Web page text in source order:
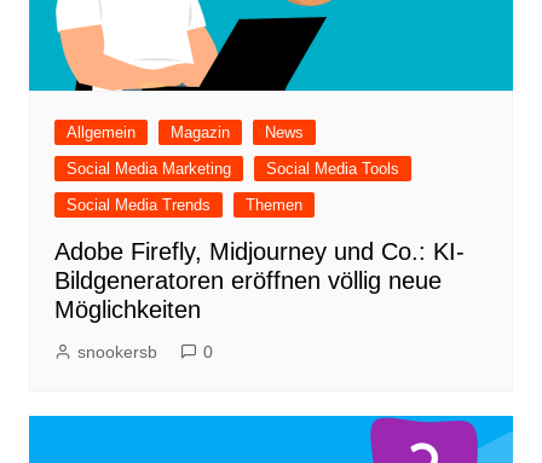
Allgemein Magazin
News
Social Media Marketing
Social Media Tools
Social Media Trends
Themen
Adobe Firefly, Midjourney und Co.: KI-
Bildgeneratoren eröffnen völlig neue
Möglichkeiten
snookersb 0